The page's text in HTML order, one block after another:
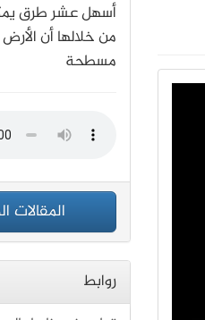
أسهل عشر طرق
من خلالها أن
مسطحة
المقالات
روابط